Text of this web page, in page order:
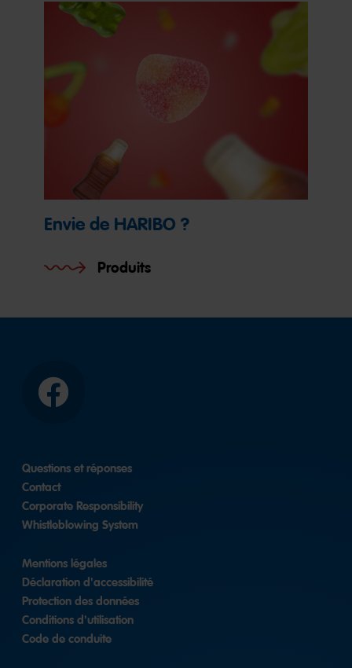
Envie de HARIBO ?
Produits
Facebook
Questions et réponses
Contact
Corporate Responsibility
Whistleblowing System
Mentions légales
Déclaration d'accessibilité
Protection des données
Conditions d'utilisation
Code de conduite